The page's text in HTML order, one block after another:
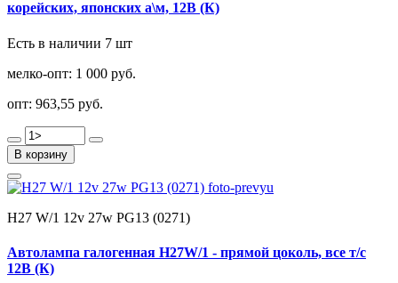
корейских, японских а\м, 12В (К)
Есть в наличии 7 шт
мелко-опт: 1 000 руб.
опт: 963,55 руб.
В корзину
Н27 W/1 12v 27w PG13 (0271)
Автолампа галогенная Н27W/1 - прямой цоколь, все т/с
12В (К)